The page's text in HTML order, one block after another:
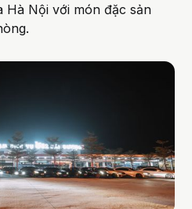
Hà Nội với món đặc sản